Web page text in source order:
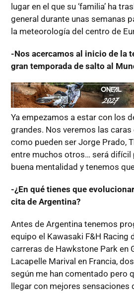
lugar en el que su ‘familia’ ha
general durante unas semanas
la meteorología del centro de
-Nos acercamos al inicio de la
gran temporada de salto al
Ya empezamos a estar con los
grandes. Nos veremos las caras
como pueden ser Jorge Prado,
entre muchos otros… será difícil
buena mentalidad y tenemos
-¿En qué tienes que
cita de Argentina?
Antes de Argentina tenemos
equipo el Kawasaki F&H Racing
carreras de Hawkstone Park en
Lacapelle Marival en Francia,
según me han comentado pero
llegar con mejores sensaciones